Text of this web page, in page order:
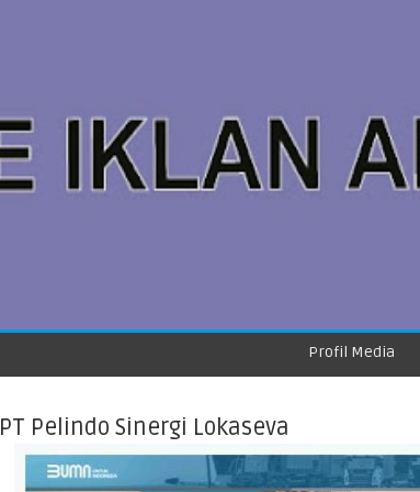
Profil Media
PT Pelindo Sinergi Lokaseva